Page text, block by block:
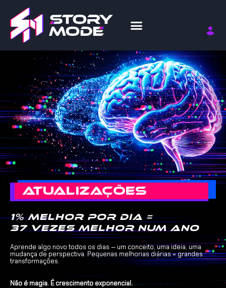
ATUALIZAÇÕES
1% melhor por dia =
37 vezes melhor num ano
Aprende algo novo todos os dias — um conceito, uma ideia, uma
mudança de perspectiva. Pequenas melhorias diárias = grandes
transformações.
Não é magia. É crescimento exponencial.